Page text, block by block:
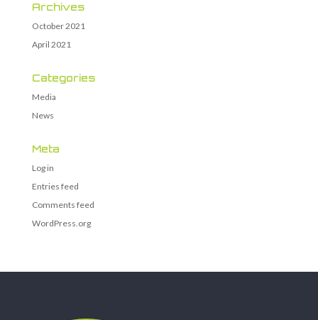
Archives
October 2021
April 2021
Categories
Media
News
Meta
Log in
Entries feed
Comments feed
WordPress.org